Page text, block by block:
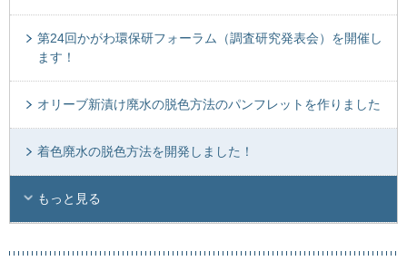
第24回かがわ環保研フォーラム（調査研究発表会）を開催し
ます！
オリーブ新漬け廃水の脱色方法のパンフレットを作りました
着色廃水の脱色方法を開発しました！
もっと見る